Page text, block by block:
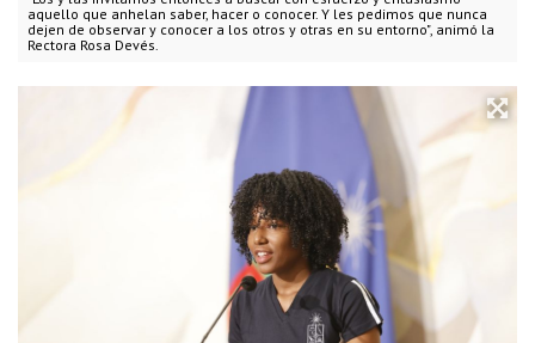
aquello que anhelan saber, hacer o conocer. Y les pedimos que nunca
dejen de observar y conocer a los otros y otras en su entorno", animó la
Rectora Rosa Devés.